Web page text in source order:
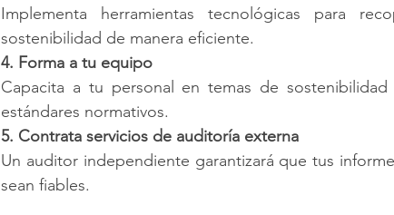
Implementa herramientas tecnológicas para
sostenibilidad de manera eficiente.
4. Forma a tu equipo
Capacita a tu personal en temas de
estándares normativos.
5. Contrata servicios de auditoría externa
Un auditor independiente garantizará que tus
sean fiables.